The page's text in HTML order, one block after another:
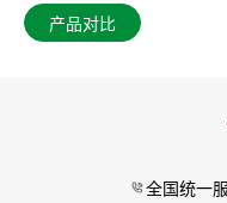
产品对比
全国统一